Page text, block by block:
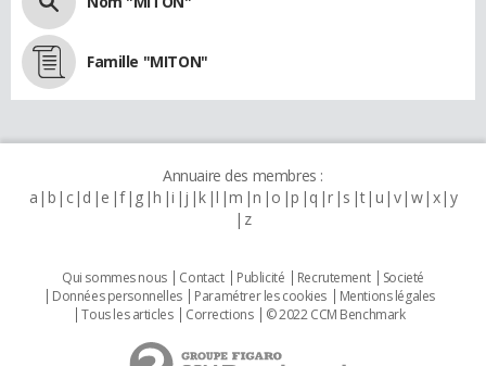
Famille "MITON"
Annuaire des membres :
a b c d e f g h i j k l m n o p q r s t u v w x y
z
Qui sommes nous Contact Publicité Recrutement
Societé
Données personnelles
Paramétrer les cookies
Mentions légales
Tous les articles
Corrections © 2022 CCM Benchmark